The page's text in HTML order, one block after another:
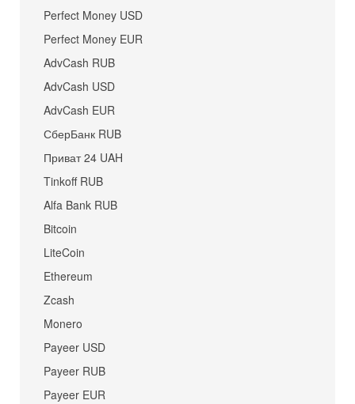
Perfect Money USD
Perfect Money EUR
AdvCash RUB
AdvCash USD
AdvCash EUR
СберБанк RUB
Приват 24 UAH
Tinkoff RUB
Alfa Bank RUB
Bitcoin
LiteCoin
Ethereum
Zcash
Monero
Payeer USD
Payeer RUB
Payeer EUR